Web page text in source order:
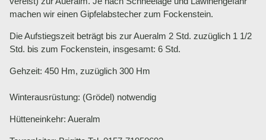
machen wir einen Gipfelabstecher zum Fockenstein.
Die Aufstiegszeit beträgt bis zur Aueralm 2 Std. zuzüglich 1 1/2
Std. bis zum Fockenstein, insgesamt: 6 Std.
Gehzeit: 450 Hm, zuzüglich 300 Hm
Winterausrüstung: (Grödel) notwendig
Hütteneinkehr: Aueralm